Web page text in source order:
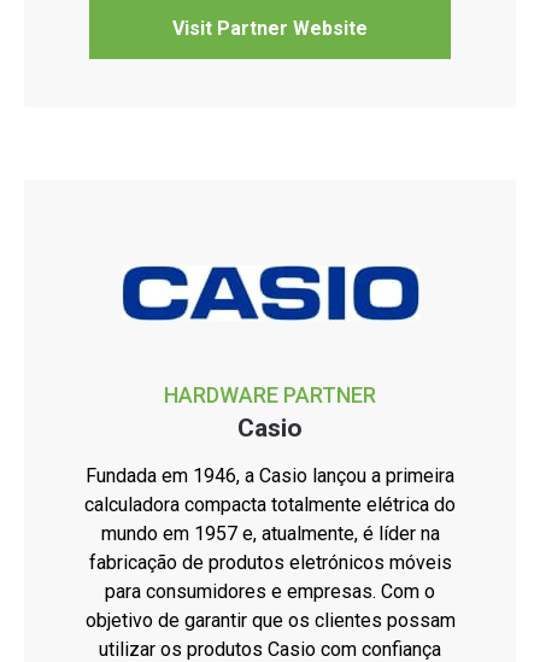
Visit Partner Website
HARDWARE PARTNER
Casio
Fundada em 1946, a Casio lançou a primeira
calculadora compacta totalmente elétrica do
mundo em 1957 e, atualmente, é líder na
fabricação de produtos eletrónicos móveis
para consumidores e empresas. Com o
objetivo de garantir que os clientes possam
utilizar os produtos Casio com confiança